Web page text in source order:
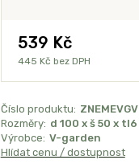
539 Kč
445 Kč bez DPH
Číslo produktu:
Rozměry: d 100 x š 50 x
Výrobce: V-garden
Hlídat cenu / dostupnost